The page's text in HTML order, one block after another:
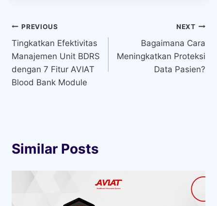
Navigasi
pos
PREVIOUS
Tingkatkan Efektivitas
Manajemen Unit BDRS
dengan 7 Fitur AVIAT
Blood Bank Module
NEXT
Bagaimana Cara
Meningkatkan Proteksi
Data Pasien?
Similar Posts